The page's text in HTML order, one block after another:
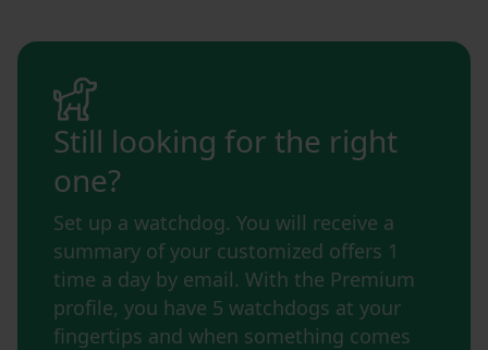
Still looking for the right
one?
Set up a watchdog. You will receive a
summary of your customized offers 1
time a day by email. With the Premium
profile, you have 5 watchdogs at your
fingertips and when something comes